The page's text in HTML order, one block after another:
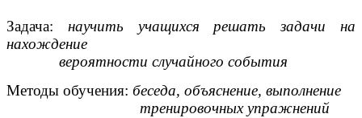
Задача: научить учащихся решать задачи на
нахождение
вероятности случайного события
Методы обучения: беседа, объяснение, выполнение
тренировочных упражнений